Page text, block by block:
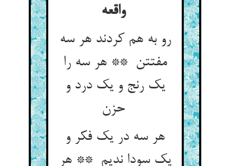
واقعه
رو به هم کردند هر سه
مفتتن ** هر سه را
یک رنج و یک درد و
حزن
هر سه در یک فکر و
یک سودا ندیم ** هر